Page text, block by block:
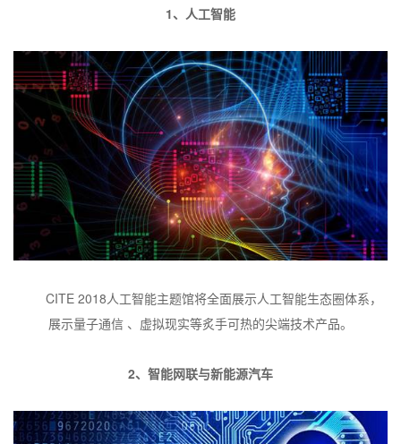
1、人工智能
CITE 2018人工智能主题馆将全面展示人工智能生态圈体系，
展示量子通信 、虚拟现实等炙手可热的尖端技术产品。
2、智能网联与新能源汽车